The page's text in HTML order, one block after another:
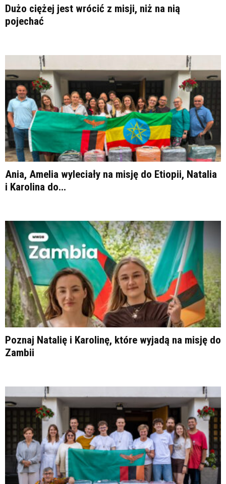
Dużo ciężej jest wrócić z misji, niż na nią
pojechać
Ania, Amelia wyleciały na misję do Etiopii, Natalia
i Karolina do...
Poznaj Natalię i Karolinę, które wyjadą na misję do
Zambii